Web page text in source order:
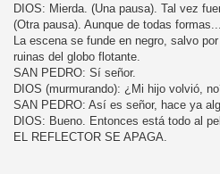
DIOS: Mierda. (Una pausa). Tal vez
(Otra pausa). Aunque de todas
La escena se funde en negro, salvo
ruinas del globo flotante.
SAN PEDRO: Sí señor.
DIOS (murmurando): ¿Mi hijo volvió,
SAN PEDRO: Así es señor, hace ya
DIOS: Bueno. Entonces está todo al
EL REFLECTOR SE APAGA.